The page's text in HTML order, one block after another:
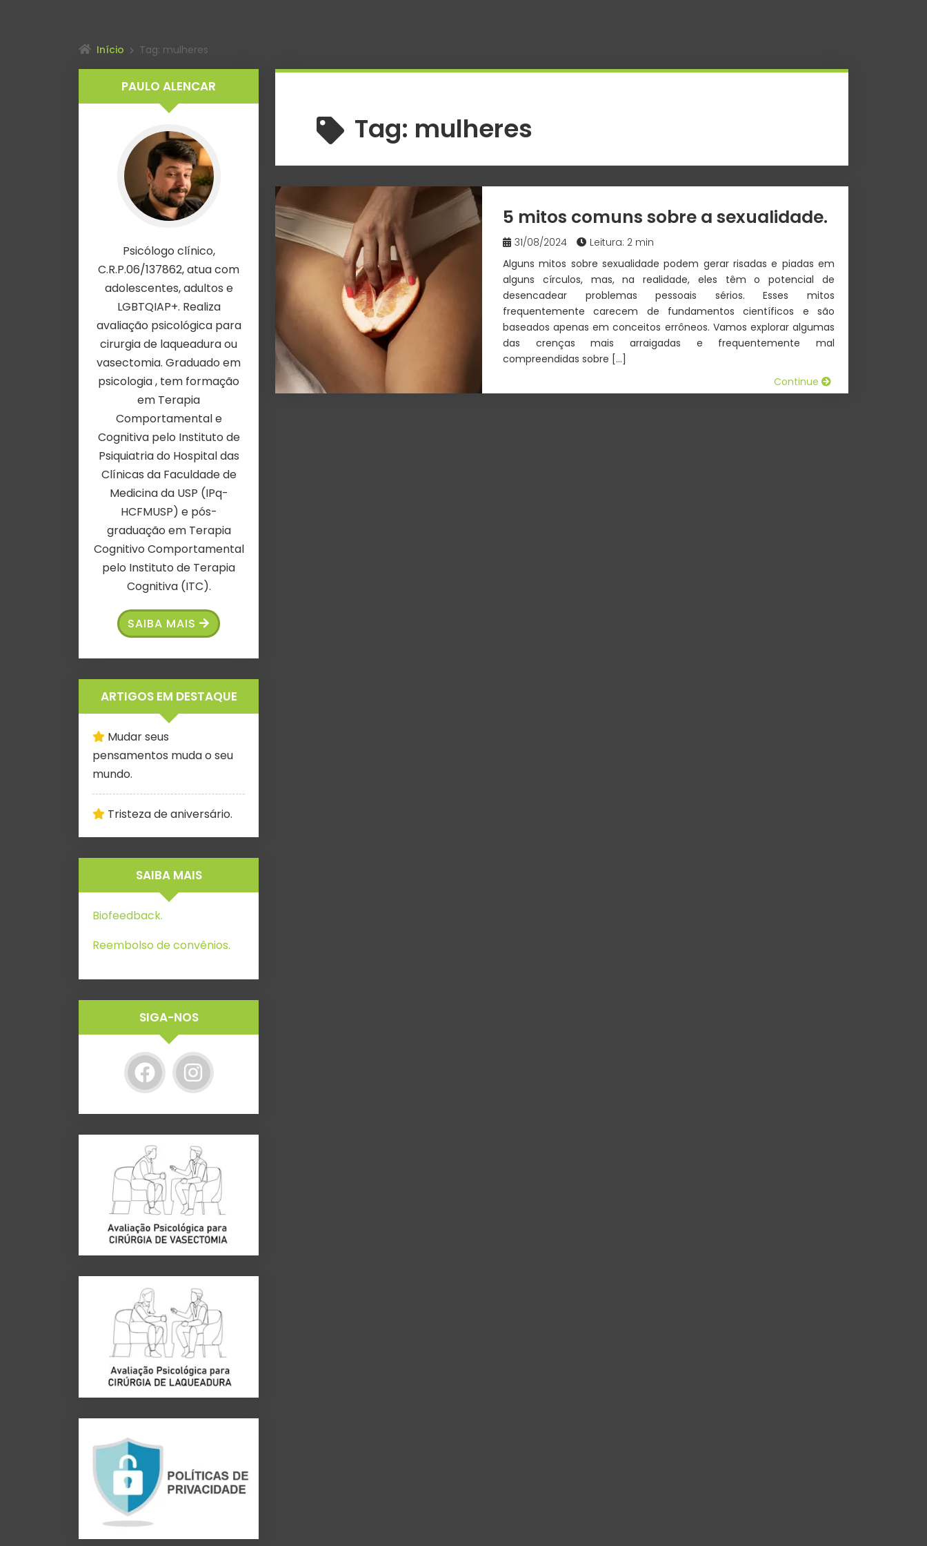
Início Tag: mulheres
Tag: mulheres
5 mitos comuns sobre a sexualidade.
31/08/2024
Leitura: 2 min
Alguns mitos sobre sexualidade podem gerar risadas e piadas em
alguns círculos, mas, na realidade, eles têm o potencial de
desencadear problemas pessoais sérios. Esses mitos
frequentemente carecem de fundamentos científicos e são
baseados apenas em conceitos errôneos. Vamos explorar algumas
das crenças mais arraigadas e frequentemente mal
compreendidas sobre […]
Continue
PAULO ALENCAR
Psicólogo clínico,
C.R.P.06/137862, atua com
adolescentes, adultos e
LGBTQIAP+. Realiza
avaliação psicológica para
cirurgia de laqueadura ou
vasectomia. Graduado em
psicologia , tem formação
em Terapia
Comportamental e
Cognitiva pelo Instituto de
Psiquiatria do Hospital das
Clínicas da Faculdade de
Medicina da USP (IPq-
HCFMUSP) e pós-
graduação em Terapia
Cognitivo Comportamental
pelo Instituto de Terapia
Cognitiva (ITC).
SAIBA MAIS
ARTIGOS EM DESTAQUE
Mudar seus
pensamentos muda o seu
mundo.
Tristeza de aniversário.
SAIBA MAIS
Biofeedback.
Reembolso de convênios.
SIGA-NOS